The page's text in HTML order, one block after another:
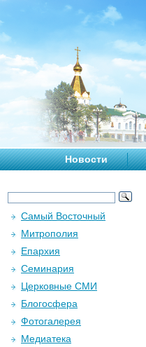
Новости
Самый Восточный
Митрополия
Епархия
Семинария
Церковные СМИ
Блогосфера
Фотогалерея
Медиатека